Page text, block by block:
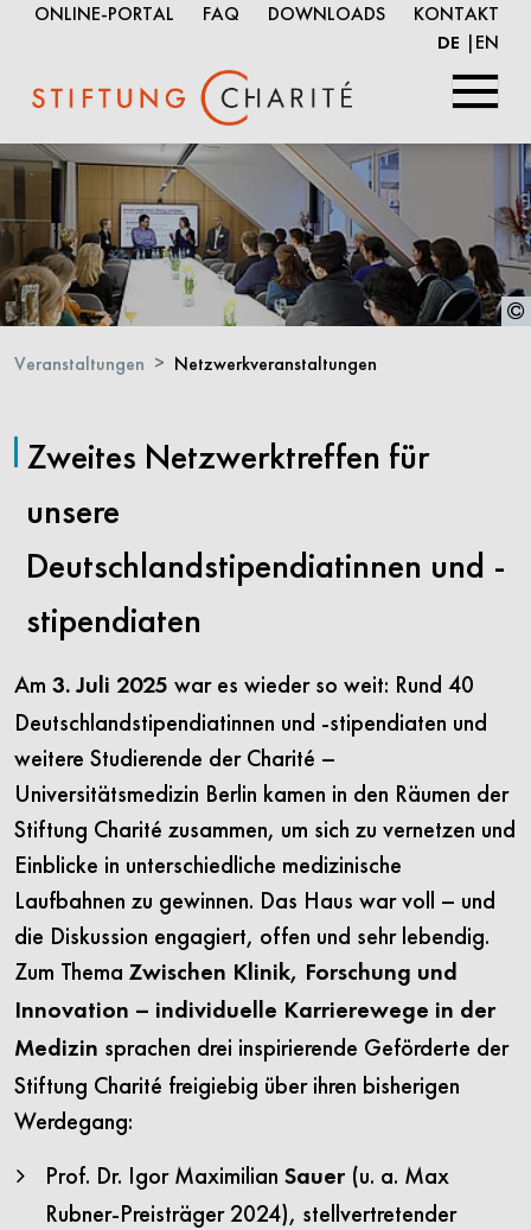
zum
ONLINE-PORTAL FAQ DOWNLOADS KONTAKT
DE EN
Veranstaltungen Netzwerkveranstaltungen
Zweites Netzwerktreffen für
unsere
Deutschlandstipendiatinnen und -
stipendiaten
Am 3. Juli 2025 war es wieder so weit: Rund 40
Deutschlandstipendiatinnen und -stipendiaten und
weitere Studierende der Charité –
Universitätsmedizin Berlin kamen in den Räumen der
Stiftung Charité zusammen, um sich zu vernetzen und
Einblicke in unterschiedliche medizinische
Laufbahnen zu gewinnen. Das Haus war voll – und
die Diskussion engagiert, offen und sehr lebendig.
Zum Thema Zwischen Klinik, Forschung und
Innovation – individuelle Karrierewege in der
Medizin sprachen drei inspirierende Geförderte der
Stiftung Charité freigiebig über ihren bisherigen
Werdegang:
Prof. Dr. Igor Maximilian Sauer (u. a. Max
Rubner-Preisträger 2024), stellvertretender